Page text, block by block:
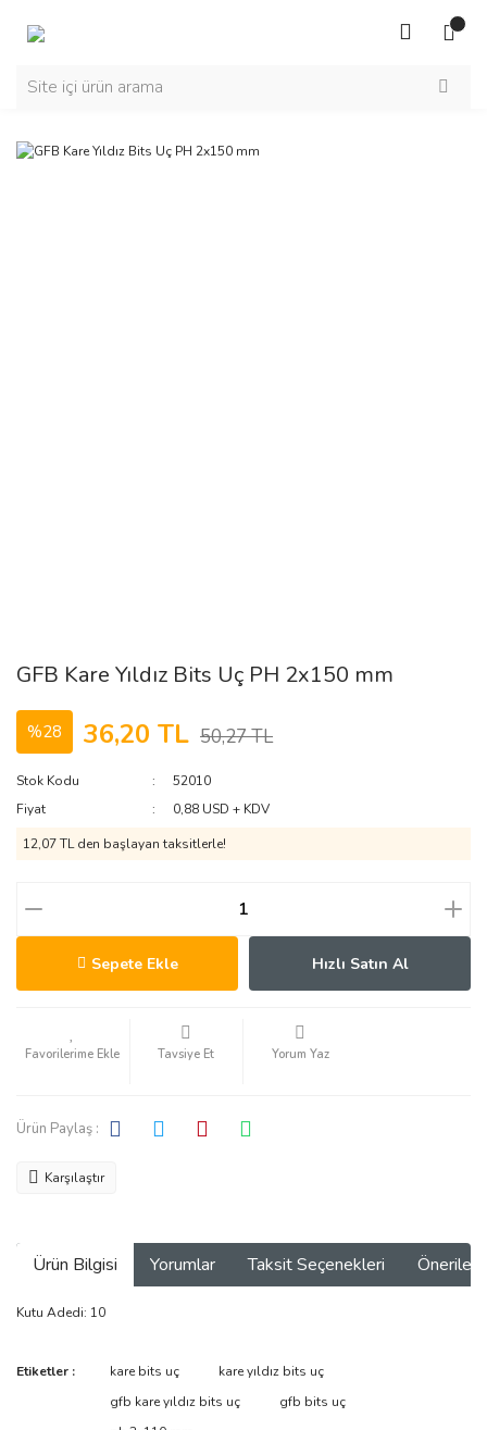
GFB Kare Yıldız Bits Uç PH 2x150 mm
%28 36,20 TL 50,27 TL
Stok Kodu
52010
Fiyat
0,88 USD + KDV
12,07 TL den başlayan taksitlerle!
Sepete Ekle Hızlı Satın Al
Tavsiye Et Yorum Yaz
Ürün Paylaş :
Karşılaştır
Ürün Bilgisi Yorumlar Taksit Seçenekleri
Kutu Adedi: 10
Bu ürüne ilk yorumu siz yapın!
Bu ürünün fiyat bilgisi, resim, ürün açıklamalarında ve diğer
tarafımıza iletebilirsiniz.
Etiketler : kare bits uç
kare yıldız bits uç
gfb kare yıldız bits uç
gfb bits uç